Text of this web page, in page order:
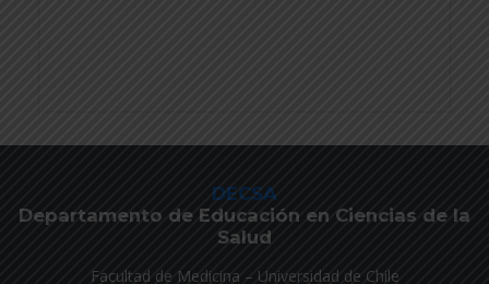
DECSA
Departamento de Educación en Ciencias de la
Salud
Facultad de Medicina – Universidad de Chile